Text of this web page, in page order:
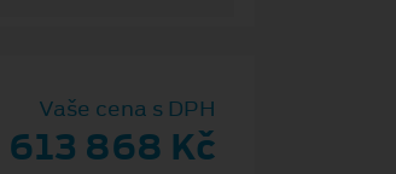
Vaše cena s DPH
613 868 Kč